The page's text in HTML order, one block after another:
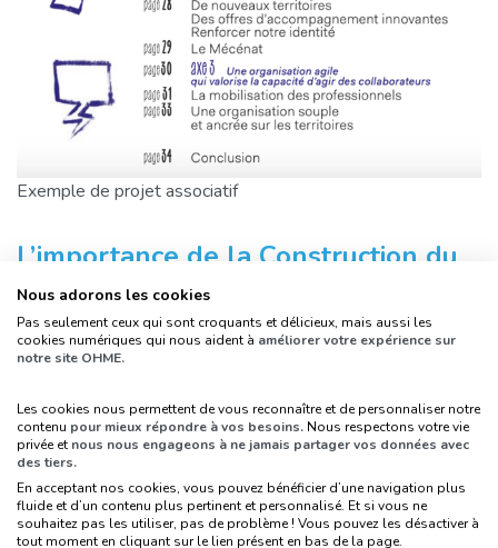
Exemple de projet associatif
L’importance de la Construction du
Projet Associatif
Définir un projet d’association clair est aussi crucial
pour la communication de son association. Le projet
communication et va donc assurer une véritable
cohérence dans les messages envoyés à vos publics.
Plus votre projet associatif sera clair, plus il sera
facile pour vos communautés de comprendre la
vision de l’association et donc de s’en emparer.
Nous adorons les cookies
Pas seulement ceux qui sont croquants et délicieux, mais aussi les
cookies numériques qui nous aident à améliorer votre expérience sur
notre site OHME.
Les cookies nous permettent de vous reconnaître et de personnaliser notre
contenu pour mieux répondre à vos besoins. Nous respectons votre vie
privée et nous nous engageons à ne jamais partager vos données avec
des tiers.
En acceptant nos cookies, vous pouvez bénéficier d’une navigation plus
fluide et d’un contenu plus pertinent et personnalisé. Et si vous ne
souhaitez pas les utiliser, pas de problème ! Vous pouvez les désactiver à
tout moment en cliquant sur le lien présent en bas de la page.